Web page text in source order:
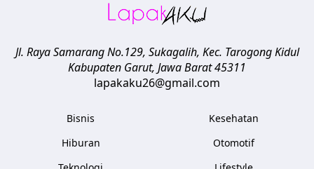
Jl. Raya Samarang No.129, Sukagalih, Kec. Tarogong Kidul
Kabupaten Garut, Jawa Barat45311
lapakaku26@gmail.com
Bisnis
Hiburan
Kesehatan
Otomotif